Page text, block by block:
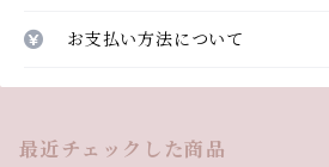
お支払い方法について
最近チェックした商品